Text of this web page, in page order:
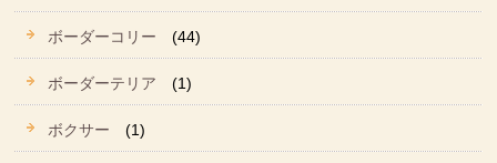
ボーダーコリー (44)
ボーダーテリア (1)
ボクサー (1)